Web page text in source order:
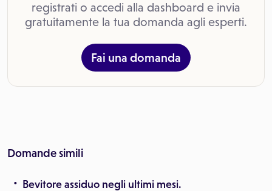
registrati o accedi alla dashboard e invia
gratuitamente la tua domanda agli esperti.
Fai una domanda
Domande simili
Bevitore assiduo negli ultimi mesi.